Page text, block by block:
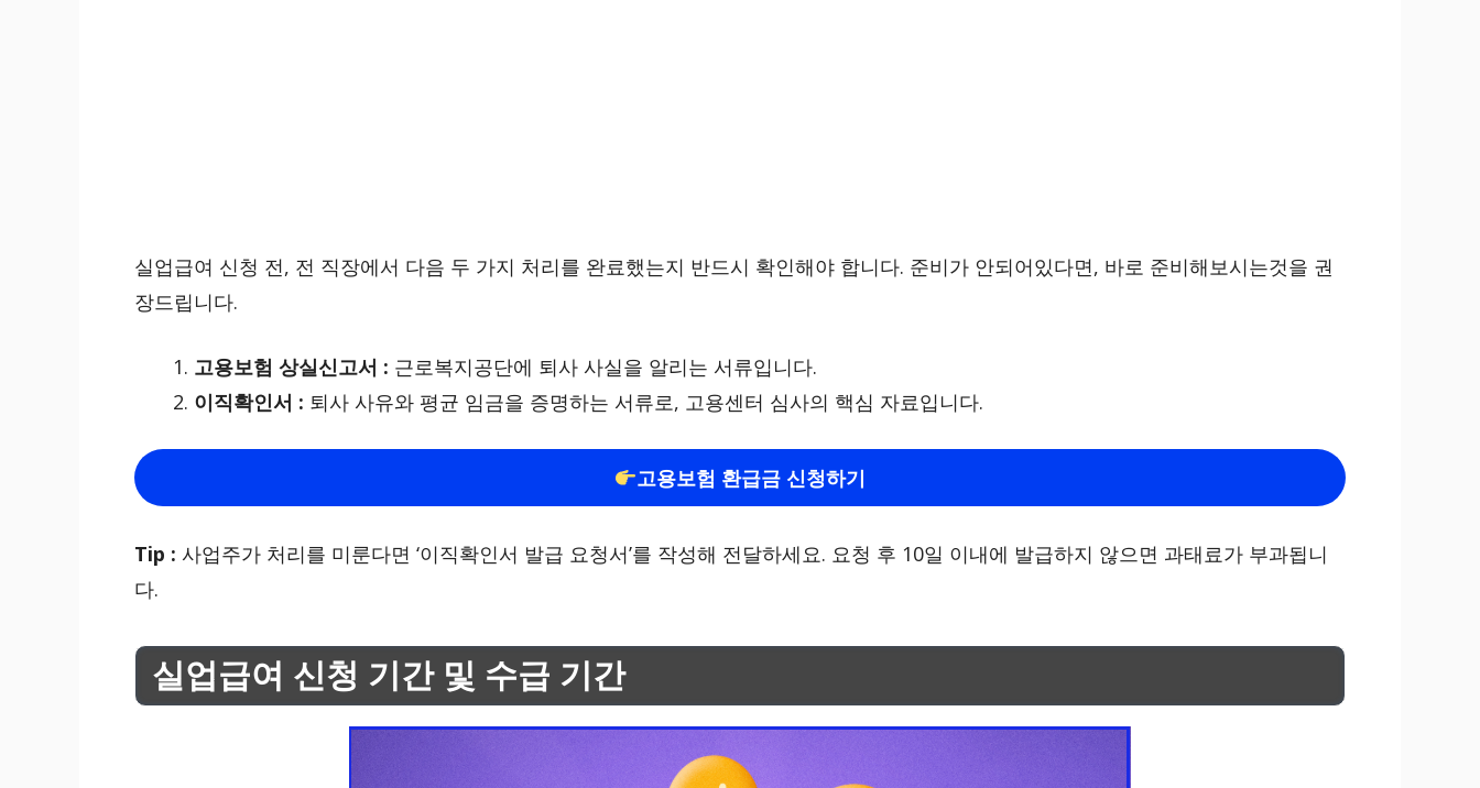
실업급여 신청 전, 전 직장에서 다음 두 가지 처리를 완료했는지 반드시 확인해야 합니다. 준비가 안되어있다면, 바로 준비해보시는것을 권
장드립니다.
고용보험 상실신고서 : 근로복지공단에 퇴사 사실을 알리는 서류입니다.
이직확인서 : 퇴사 사유와 평균 임금을 증명하는 서류로, 고용센터 심사의 핵심 자료입니다.
고용보험 환급금 신청하기
Tip : 사업주가 처리를 미룬다면 ‘이직확인서 발급 요청서’를 작성해 전달하세요. 요청 후 10일 이내에 발급하지 않으면 과태료가 부과됩니
다.
실업급여 신청 기간 및 수급 기간